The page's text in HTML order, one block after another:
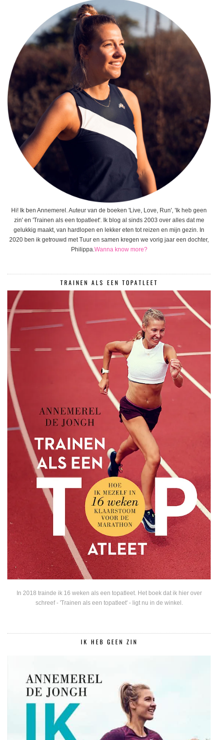
Hi! Ik ben Annemerel. Auteur van de boeken 'Live, Love, Run', 'Ik heb geen
zin' en 'Trainen als een topatleet'. Ik blog al sinds 2003 over alles dat me
gelukkig maakt, van hardlopen en lekker eten tot reizen en mijn gezin. In
2020 ben ik getrouwd met Tuur en samen kregen we vorig jaar een dochter,
Philippa.Wanna know more?
TRAINEN ALS EEN TOPATLEET
In 2018 trainde ik 16 weken als een topatleet. Het boek dat ik hier over
schreef - 'Trainen als een topatleet' - ligt nu in de winkel.
IK HEB GEEN ZIN